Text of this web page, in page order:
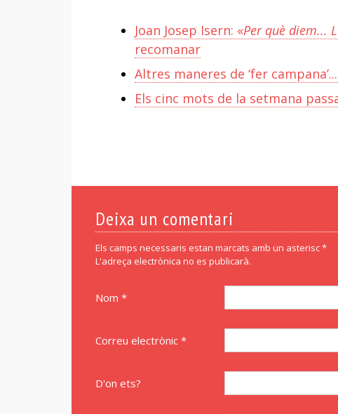
Joan Josep Isern: «Per què diem...
recomanar
Altres maneres de ‘fer
Els cinc mots de la setmana
Deixa un comentari
Els camps necessaris estan marcats amb un asterisc *
L'adreça electrònica no es publicarà.
Nom *
Correu electrònic *
D'on ets?